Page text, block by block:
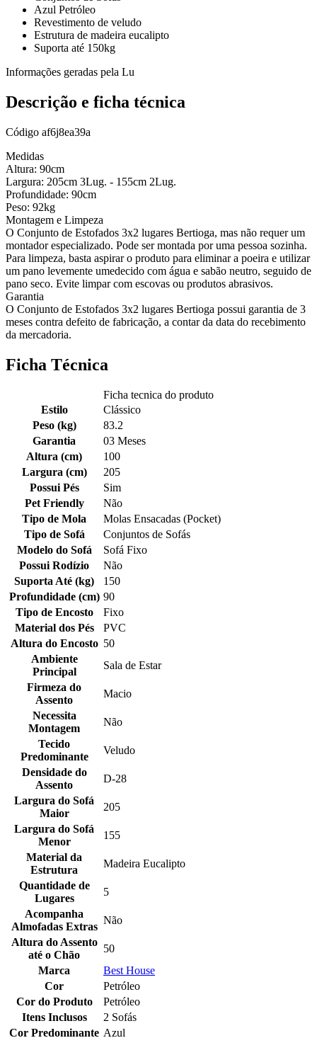
Azul Petróleo
Revestimento de veludo
Estrutura de madeira eucalipto
Suporta até 150kg
Informações geradas pela Lu
Descrição e ficha técnica
Código af6j8ea39a
Medidas
Altura: 90cm
Largura: 205cm 3Lug. - 155cm 2Lug.
Profundidade: 90cm
Peso: 92kg
Montagem e Limpeza
O Conjunto de Estofados 3x2 lugares Bertioga, mas não requer um
montador especializado. Pode ser montada por uma pessoa sozinha.
Para limpeza, basta aspirar o produto para eliminar a poeira e utilizar
um pano levemente umedecido com água e sabão neutro, seguido de
pano seco. Evite limpar com escovas ou produtos abrasivos.
Garantia
O Conjunto de Estofados 3x2 lugares Bertioga possui garantia de 3
meses contra defeito de fabricação, a contar da data do recebimento
da mercadoria.
Ficha Técnica
Ficha tecnica do produto
Estilo
Clássico
Peso (kg)
83.2
Garantia
03 Meses
Altura (cm)
100
Largura (cm)
205
Possui Pés
Sim
Pet Friendly
Não
Tipo de Mola
Molas Ensacadas (Pocket)
Tipo de Sofá
Conjuntos de Sofás
Modelo do Sofá
Sofá Fixo
Possui Rodízio
Não
Suporta Até (kg)
150
Profundidade (cm) 90
Tipo de Encosto
Fixo
Material dos Pés
PVC
Altura do Encosto 50
Ambiente
Principal
Sala de Estar
Firmeza do
Assento
Macio
Necessita
Montagem
Não
Tecido
Predominante
Veludo
Densidade do
Assento
D-28
Largura do Sofá
Maior
205
Largura do Sofá
Menor
155
Material da
Estrutura
Madeira Eucalipto
Quantidade de
Lugares
5
Acompanha
Almofadas Extras
Não
Altura do Assento
até o Chão
50
Marca
Best House
Cor
Petróleo
Cor do Produto
Petróleo
Itens Inclusos
2 Sofás
Cor Predominante Azul